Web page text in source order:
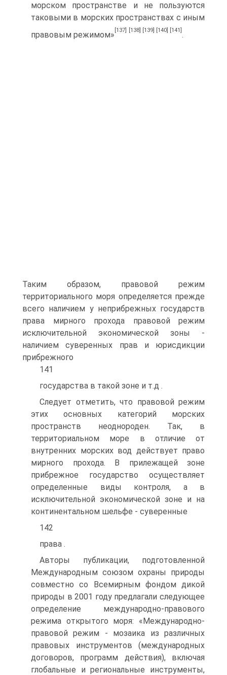
морском пространстве и не пользуются
таковыми в морских пространствах с иным
правовым режимом»
[137] [138] [139] [140] [141]
.
Таким образом, правовой режим
территориального моря определяется прежде
всего наличием у неприбрежных государств
права мирного прохода правовой режим
исключительной экономической зоны -
наличием суверенных прав и юрисдикции
прибрежного
141
государства в такой зоне и т.д .
Следует отметить, что правовой режим
этих основных категорий морских
пространств неоднороден. Так, в
территориальном море в отличие от
внутренних морских вод действует право
мирного прохода. В прилежащей зоне
прибрежное государство осуществляет
определенные виды контроля, а в
исключительной экономической зоне и на
континентальном шельфе - суверенные
142
права .
Авторы публикации, подготовленной
Международным союзом охраны природы
совместно со Всемирным фондом дикой
природы в 2001 году предлагали следующее
определение международно-правового
режима открытого моря: «Международно-
правовой режим - мозаика из различных
правовых инструментов (международных
договоров, программ действия), включая
глобальные и региональные инструменты,